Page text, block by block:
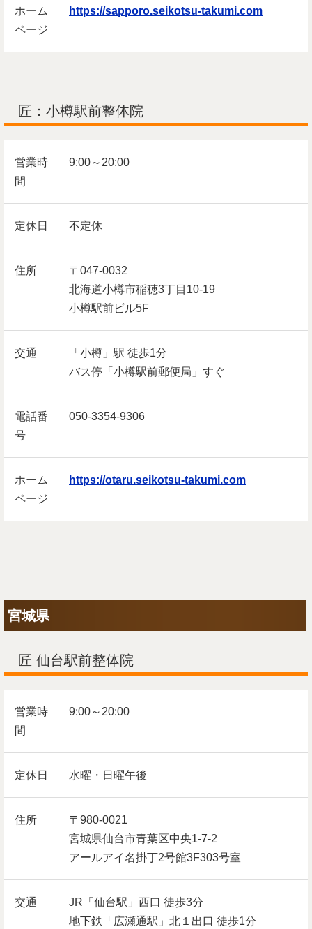
ホーム
ページ
https://sapporo.seikotsu-takumi.com
匠：小樽駅前整体院
営業時
間
9:00～20:00
定休日 不定休
住所
〒047-0032
北海道小樽市稲穂3丁目10-19
小樽駅前ビル5F
交通
「小樽」駅 徒歩1分
バス停「小樽駅前郵便局」すぐ
電話番
号
050-3354-9306
ホーム
ページ
https://otaru.seikotsu-takumi.com
宮城県
匠 仙台駅前整体院
営業時
間
9:00～20:00
定休日 水曜・日曜午後
住所
〒980-0021
宮城県仙台市青葉区中央1-7-2
アールアイ名掛丁2号館3F303号室
交通
JR「仙台駅」西口 徒歩3分
地下鉄「広瀬通駅」北１出口 徒歩1分